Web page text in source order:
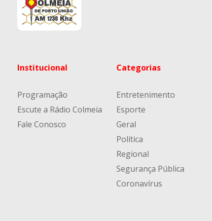
Institucional
Programação
Escute a Rádio Colmeia
Fale Conosco
Categorias
Entretenimento
Esporte
Geral
Política
Regional
Segurança Pública
Coronavírus